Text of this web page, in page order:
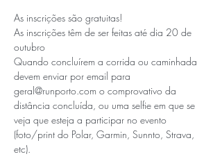
As inscrições são gratuitas!
As inscrições têm de ser feitas até dia 20 de
outubro
Quando concluírem a corrida ou caminhada
devem enviar por email para
geral@runporto.com o comprovativo da
distância concluída, ou uma selfie em que se
veja que esteja a participar no evento
(foto/print do Polar, Garmin, Sunnto, Strava,
etc).